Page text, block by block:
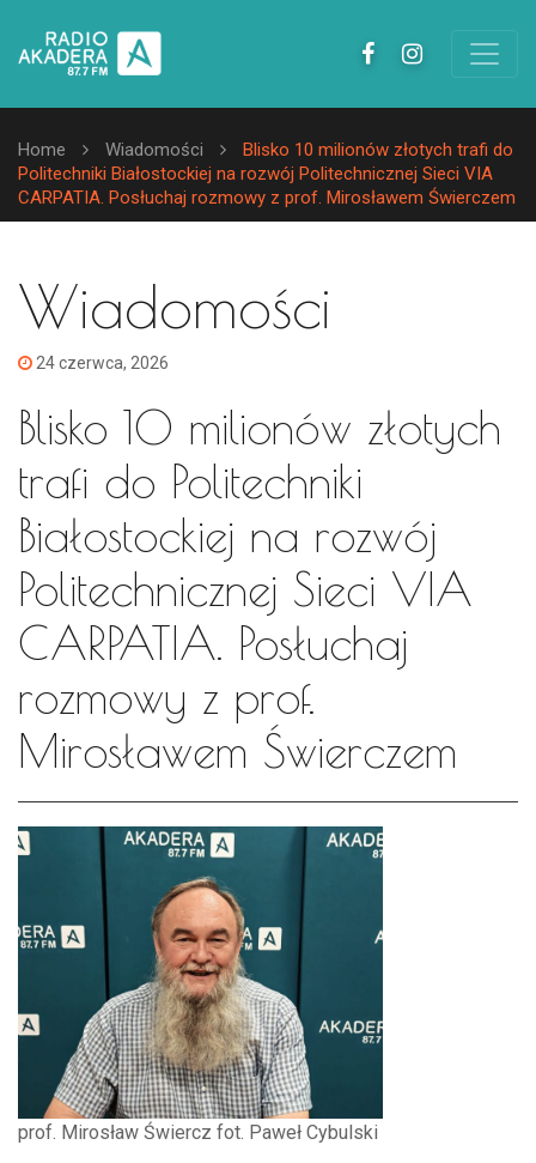
Home Wiadomości
Blisko 10 milionów złotych trafi do
Politechniki Białostockiej na rozwój Politechnicznej Sieci VIA
CARPATIA. Posłuchaj rozmowy z prof. Mirosławem Świerczem
Wiadomości
24 czerwca, 2026
Blisko 10 milionów złotych
trafi do Politechniki
Białostockiej na rozwój
Politechnicznej Sieci VIA
CARPATIA. Posłuchaj
rozmowy z prof.
Mirosławem Świerczem
prof. Mirosław Świercz fot. Paweł Cybulski